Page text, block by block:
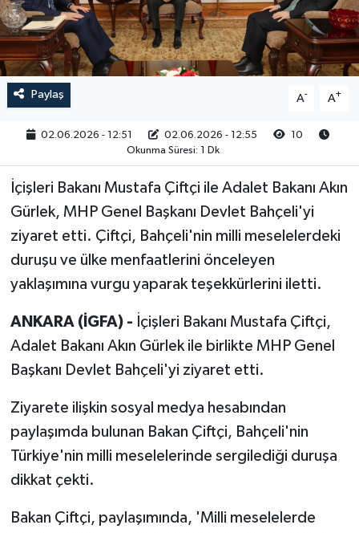
Paylaş A- A+
02.06.2026 - 12:51 02.06.2026 - 12:55
10
Okunma Süresi: 1 Dk
İçişleri Bakanı Mustafa Çiftçi ile Adalet Bakanı Akın
Gürlek, MHP Genel Başkanı Devlet Bahçeli'yi
ziyaret etti. Çiftçi, Bahçeli'nin milli meselelerdeki
duruşu ve ülke menfaatlerini önceleyen
yaklaşımına vurgu yaparak teşekkürlerini iletti.
ANKARA (İGFA) - İçişleri Bakanı Mustafa Çiftçi,
Adalet Bakanı Akın Gürlek ile birlikte MHP Genel
Başkanı Devlet Bahçeli'yi ziyaret etti.
Ziyarete ilişkin sosyal medya hesabından
paylaşımda bulunan Bakan Çiftçi, Bahçeli'nin
Türkiye'nin milli meselelerinde sergilediği duruşa
dikkat çekti.
Bakan Çiftçi, paylaşımında, 'Milli meselelerde
RESMİ İLAN